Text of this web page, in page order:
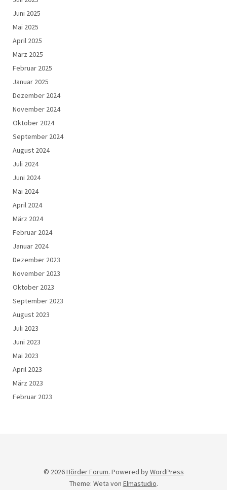
Juni 2025
Mai 2025
April 2025
März 2025
Februar 2025
Januar 2025
Dezember 2024
November 2024
Oktober 2024
September 2024
August 2024
Juli 2024
Juni 2024
Mai 2024
April 2024
März 2024
Februar 2024
Januar 2024
Dezember 2023
November 2023
Oktober 2023
September 2023
August 2023
Juli 2023
Juni 2023
Mai 2023
April 2023
März 2023
Februar 2023
© 2026Hörder Forum. Powered byWordPress
Theme: Weta von Elmastudio.